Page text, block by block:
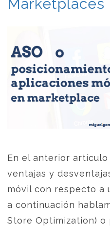
Marketplaces
En el anterior
ventajas y
móvil con respecto a
a continuación
Store Optimization) o